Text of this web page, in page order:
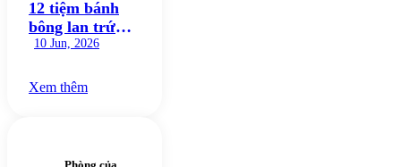
12 tiệm bánh
bông lan trứng
muối Đà Nẵng
đáng thử
10 Jun, 2026
Xem thêm